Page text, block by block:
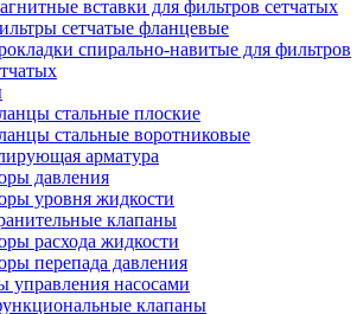
вставки для фильтров сетчатых
сетчатые фланцевые
спирально-навитые для фильтров
стальные плоские
стальные воротниковые
арматура
давления
уровня жидкости
клапаны
расхода жидкости
перепада давления
управления насосами
клапаны